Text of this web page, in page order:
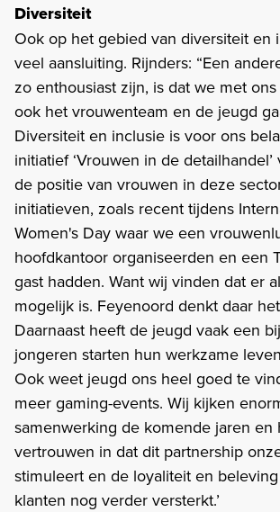
Diversiteit
Ook op het gebied van diversiteit en
veel aansluiting. Rijnders: “Een
zo enthousiast zijn, is dat we met
ook het vrouwenteam en de jeugd
Diversiteit en inclusie is voor ons
initiatief ‘Vrouwen in de
de positie van vrouwen in deze
initiatieven, zoals recent tijdens
Women's Day waar we een
hoofdkantoor organiseerden en een
gast hadden. Want wij vinden dat er
mogelijk is. Feyenoord denkt daar
Daarnaast heeft de jeugd vaak een
jongeren starten hun werkzame
Ook weet jeugd ons heel goed te
meer gaming-events. Wij kijken
samenwerking de komende jaren en
vertrouwen in dat dit partnership
stimuleert en de loyaliteit en
klanten nog verder versterkt.’